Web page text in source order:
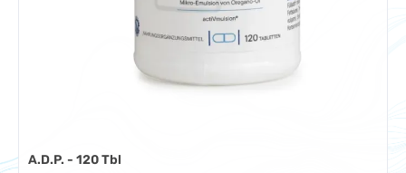
A.D.P. - 120 Tbl